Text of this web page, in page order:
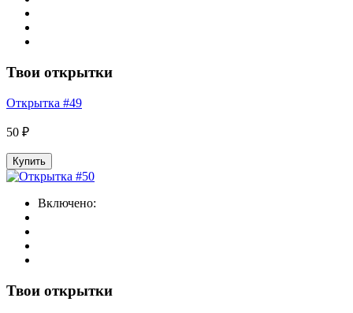
Твои открытки
Открытка #49
50 ₽
Купить
Включено:
Твои открытки